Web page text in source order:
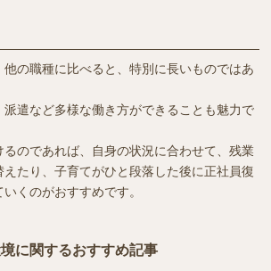
の職種に比べると、特別に長いものではあ
遣など多様な働き方ができることも魅力で
のであれば、自身の状況に合わせて、残業
たり、子育てがひと段落した後に正社員復
くのがおすすめです。
に関するおすすめ記事